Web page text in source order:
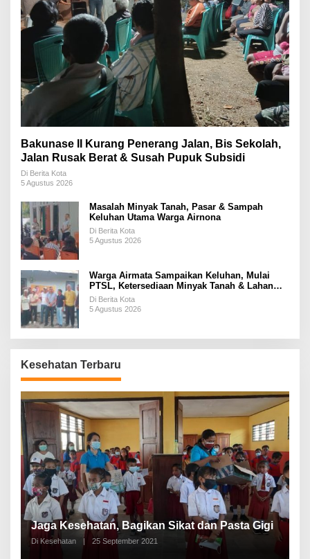
Bakunase II Kurang Penerang Jalan, Bis Sekolah,
Jalan Rusak Berat & Susah Pupuk Subsidi
Di Berita Kota
5 Agustus 2026
Masalah Minyak Tanah, Pasar & Sampah
Keluhan Utama Warga Airnona
Di Berita Kota
5 Agustus 2026
Warga Airmata Sampaikan Keluhan, Mulai
PTSL, Ketersediaan Minyak Tanah & Lahan
Pemakaman
Di Berita Kota
5 Agustus 2026
Kesehatan Terbaru
Jaga Kesehatan, Bagikan Sikat dan Pasta Gigi
Di Kesehatan 25 September 2021